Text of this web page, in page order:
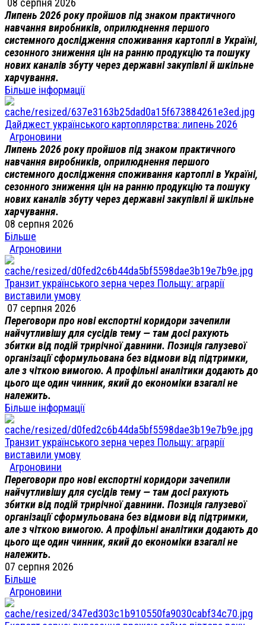
08 серпня 2026
Липень 2026 року пройшов під знаком практичного
навчання виробників, оприлюднення першого
системного дослідження споживання картоплі в Україні,
сезонного зниження цін на ранню продукцію та пошуку
нових каналів збуту через державні закупівлі й шкільне
харчування.
Більше інформації
Дайджест українського картоплярства: липень 2026
Агроновини
Липень 2026 року пройшов під знаком практичного
навчання виробників, оприлюднення першого
системного дослідження споживання картоплі в Україні,
сезонного зниження цін на ранню продукцію та пошуку
нових каналів збуту через державні закупівлі й шкільне
харчування.
08 серпня 2026
Більше
Агроновини
Транзит українського зерна через Польщу: аграрії
виставили умову
07 серпня 2026
Переговори про нові експортні коридори зачепили
найчутливішу для сусідів тему — там досі рахують
збитки від подій трирічної давнини. Позиція галузевої
організації сформульована без відмови від підтримки,
але з чіткою вимогою. А профільні аналітики додають до
цього ще один чинник, який до економіки взагалі не
належить.
Більше інформації
Транзит українського зерна через Польщу: аграрії
виставили умову
Агроновини
Переговори про нові експортні коридори зачепили
найчутливішу для сусідів тему — там досі рахують
збитки від подій трирічної давнини. Позиція галузевої
організації сформульована без відмови від підтримки,
але з чіткою вимогою. А профільні аналітики додають до
цього ще один чинник, який до економіки взагалі не
належить.
07 серпня 2026
Більше
Агроновини